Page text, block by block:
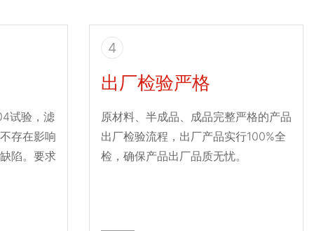
试验，滤
存在影响
陷。要求
4
出厂检验严格
原材料、半成品、成品完整严格的产品
出厂检验流程，出厂产品实行100%全
检，确保产品出厂品质无忧。